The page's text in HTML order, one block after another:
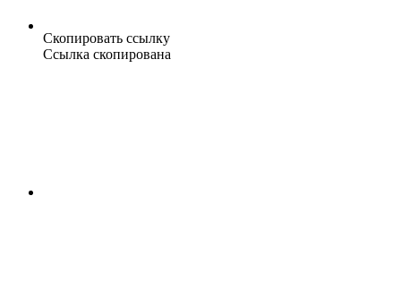
Скопировать ссылку
Ссылка скопирована